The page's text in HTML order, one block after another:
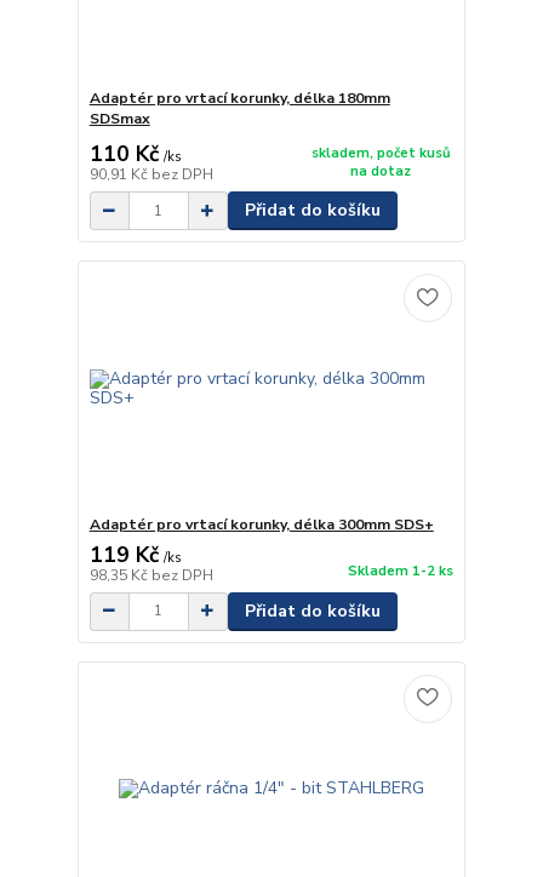
Adaptér pro vrtací korunky, délka 180mm
SDSmax
110 Kč /ks
90,91 Kč bez DPH
skladem, počet kusů
na dotaz
Přidat do košíku
Adaptér pro vrtací korunky, délka 300mm SDS+
119 Kč /ks
98,35 Kč bez DPH Skladem 1-2 ks
Přidat do košíku